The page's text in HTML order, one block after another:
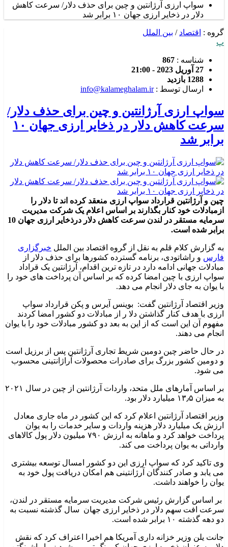
سواپ ارزی آرژانتین و چین برای حذف دلار/ سرعت کاهش
دلار در ذخایر ارزی جهان ۱۰ برابر شد
گروه : اقتصاد / بین الملل
پ
شناسه : 867
27 آوریل 2023 - 21:00
1288 بازدید
ارسال توسط :info@kalameghalam.ir
سواپ ارزی آرژانتین و چین برای حذف دلار/
سرعت کاهش دلار در ذخایر ارزی جهان ۱۰
برابر شد
چین و آرژانتین قرارداد سواپ ارزی منعقد کرده اند تا دلار را
ازمبادلات خود کنار بگذارند بر اساس اعلام یک شرکت مدیریت
سرمایه مستقر در لندن سرعت کاهش دلار درذخایر ارزی جهان 10
برابر شده است.
به گزارش کلام قلم به نقل از گروه اقتصاد بین الملل خبرگزاری
فارس و راشاتودی، برنامه گسترده کشورها برای حذف دلار از
مبادلات جهانی ادامه دارد در تازه ترین اقدام، آرژانتین یک قراداد
سواپ ارزی با چین امضا کرده که بر اساس آن پرداخت های خود را
با یوان به جای دلار انجام می دهد.
وزیر اقتصاد آرژانتین گفت: بوینس آیرس و پکن قرارداد سواپ
ارزی با هدف کنار گذاشتن دلا ر از مبادلات دو کشور امضا کردند
مفهوم آن این است که از این به بعد دو کشور مبادلات خود را با یوان
انجام می دهند.
در حال حاضر چین دومین شریط تجاری آرژانتین پس از برزیل است
و دومین کشور بزرگ برای صادرات محصولات آراژانتینی محسوب
می شود.
بر اساس آمارهای ملل متحد، واردات آرژانتین از چین در سال ۲۰۲۱
به میزان ۱۳٫۵ میلیارد دلار بود.
وزیر اقتصاد آرژانتین اعلام کرد که این کشور در ماه جاری معادل
ارزش یک میلیارد دلار هزینه واردات و سایر خدمات را به یوان
پرداخت خواهد کرد و ماهانه به ارزش ۷۹۰ میلیون دلار پول کالاهای
وارداتی به یوان پرداخت می کند.
وی تاکید کرد که سواپ ارزی این دو کشور امسال توسعه بیشتری
می یابد و صادر کنندگان آرژانتینی هم امکان دریافت پول خود به
یوان را خواهند داشت.
بر اساس گزارش رئیس شرکت مدیریت سرمایه مستقر در لندن،
سرعت افت سهم دلار در ذخایر ارزی جهان سال گذشته نسبت به
دو دهه گذشته ۱۰ برابر شده است.
جانت یلن وزیر خزانه داری آمریکا هم اخیرا اعتراف کرد که نقش